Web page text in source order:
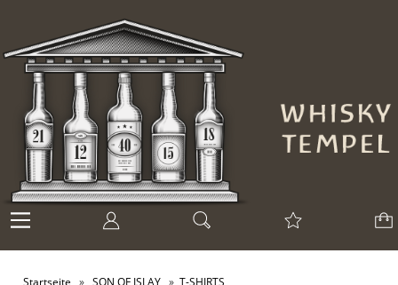
Startseite » SON OF ISLAY » T-SHIRTS